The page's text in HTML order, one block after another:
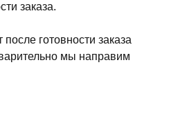
заказа.
готовности заказа
мы направим